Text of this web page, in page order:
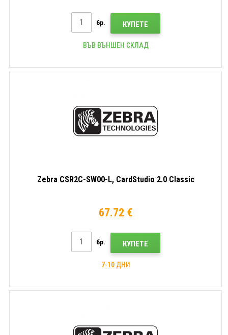
бр. КУПЕТЕ
ВЪВ ВЪНШЕН СКЛАД
Zebra CSR2C-SW00-L, CardStudio 2.0 Classic
67.72 €
бр. КУПЕТЕ
7-10 ДНИ